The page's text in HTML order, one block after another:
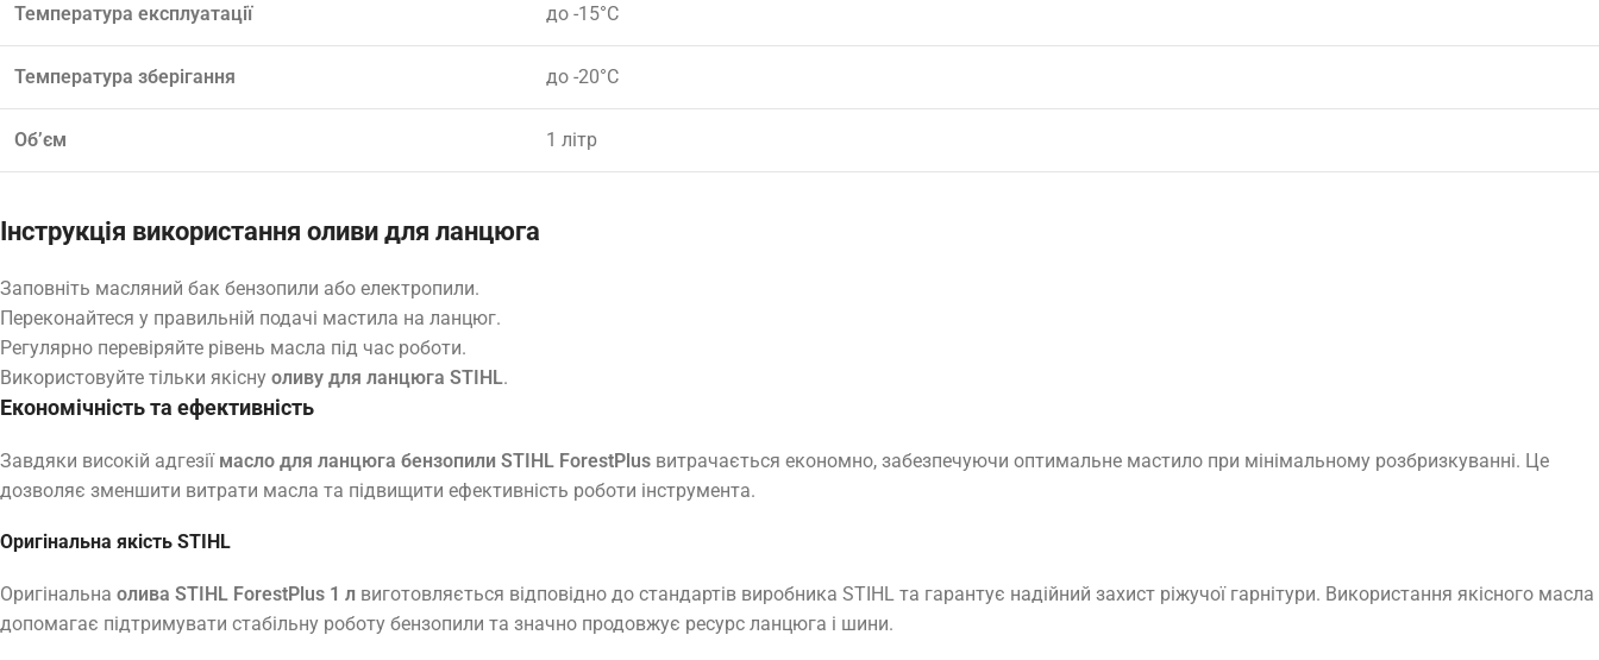
Температура експлуатації до -15°C
Температура зберігання до -20°C
Об’єм 1 літр
Інструкція використання оливи для ланцюга
Заповніть масляний бак бензопили або електропили.
Переконайтеся у правильній подачі мастила на ланцюг.
Регулярно перевіряйте рівень масла під час роботи.
Використовуйте тільки якісну оливу для ланцюга STIHL.
Економічність та ефективність
Завдяки високій адгезії масло для ланцюга бензопили STIHL ForestPlus витрачається економно, забезпечуючи оптимальне мастило при мінімальному розбризкуванні. Це
дозволяє зменшити витрати масла та підвищити ефективність роботи інструмента.
Оригінальна якість STIHL
Оригінальна олива STIHL ForestPlus 1 л виготовляється відповідно до стандартів виробника STIHL та гарантує надійний захист ріжучої гарнітури. Використання якісного масла
допомагає підтримувати стабільну роботу бензопили та значно продовжує ресурс ланцюга і шини.